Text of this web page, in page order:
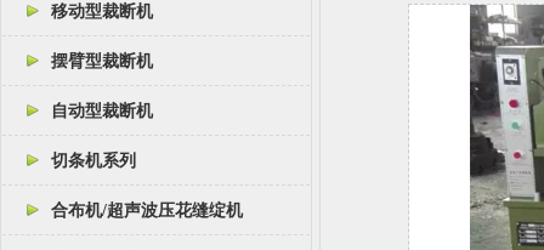
移动型裁断机
摆臂型裁断机
自动型裁断机
切条机系列
合布机/超声波压花缝绽机